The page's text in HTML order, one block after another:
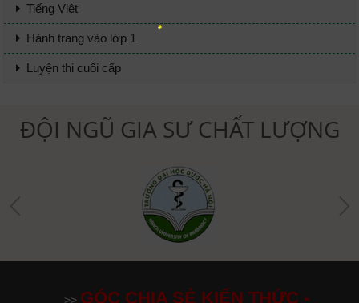
Tiếng Việt
Hành trang vào lớp 1
Luyện thi cuối cấp
ĐỘI NGŨ GIA SƯ CHẤT LƯỢNG
>> GÓC CHIA SẺ KIẾN THỨC -